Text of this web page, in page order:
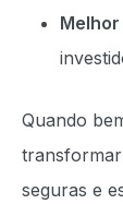
Quando
transformar
seguras e